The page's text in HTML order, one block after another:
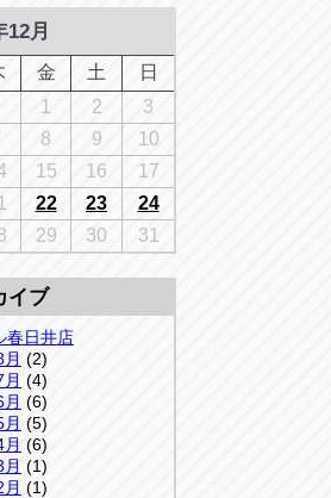
千葉
かしわ沼南店
1500
12月
金 土
日
1
2
3
8 9
10
15 16
17
22 23
24
29 30 31
イブ
春日井店
(2)
(4)
(6)
(5)
(6)
(1)
(1)